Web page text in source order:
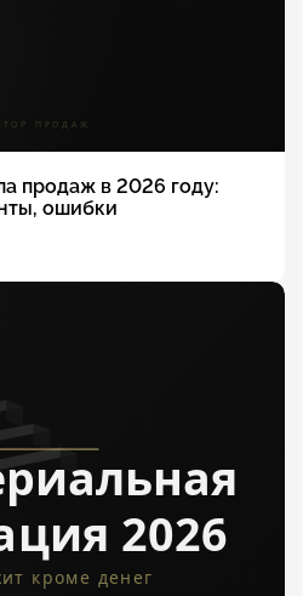
продаж в 2026 году:
ошибки